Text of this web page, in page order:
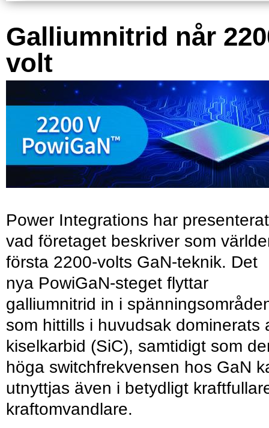
Galliumnitrid når
volt
Power Integrations har presenterat
vad företaget beskriver som
första 2200-volts GaN-teknik. Det
nya PowiGaN-steget flyttar
galliumnitrid in i
som hittills i huvudsak dominerats
kiselkarbid (SiC), samtidigt som
höga switchfrekvensen hos GaN
utnyttjas även i betydligt
kraftomvandlare.